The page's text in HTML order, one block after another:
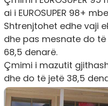
ai i EUROSUPER 98+
Shtrenjtohet edhe vaji
dhe pas mesnate do
68,5 denarë.
Çmimi i mazutit
dhe do të jetë 38,5